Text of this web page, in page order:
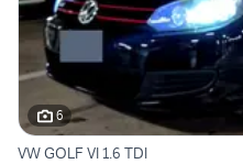
6
VW GOLF VI 1.6 TDI